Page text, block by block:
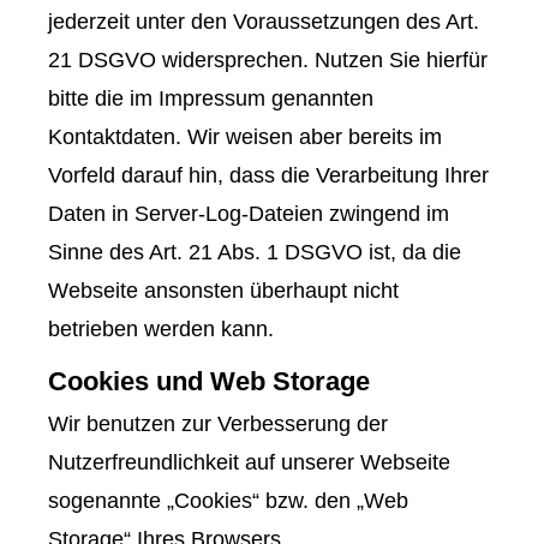
jederzeit unter den Voraussetzungen des Art.
21 DSGVO widersprechen. Nutzen Sie hierfür
bitte die im Impressum genannten
Kontaktdaten. Wir weisen aber bereits im
Vorfeld darauf hin, dass die Verarbeitung Ihrer
Daten in Server-Log-Dateien zwingend im
Sinne des Art. 21 Abs. 1 DSGVO ist, da die
Webseite ansonsten überhaupt nicht
betrieben werden kann.
Cookies und Web Storage
Wir benutzen zur Verbesserung der
Nutzerfreundlichkeit auf unserer Webseite
sogenannte „Cookies“ bzw. den „Web